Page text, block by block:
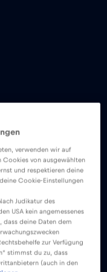
verwenden wir auf
Cookies von ausgewählten
und respektieren deine
Cookie-Einstellungen
Judikatur des
USA kein angemessenes
dass deine Daten dem
zur Verfügung
stimmst du zu, dass
(auch in den